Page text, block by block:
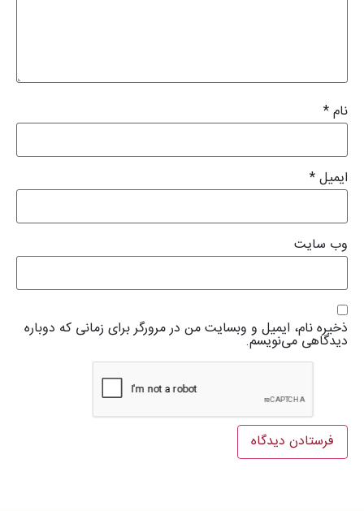
نام*
ایمیل*
وب‌ سایت
ذخیره نام، ایمیل و وبسایت من در مرورگر برای زمانی که دوباره
دیدگاهی می‌نویسم.